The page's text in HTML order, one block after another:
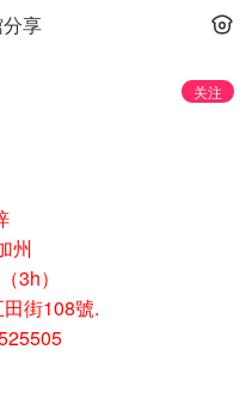
享
关注
州
3h）
街108號.